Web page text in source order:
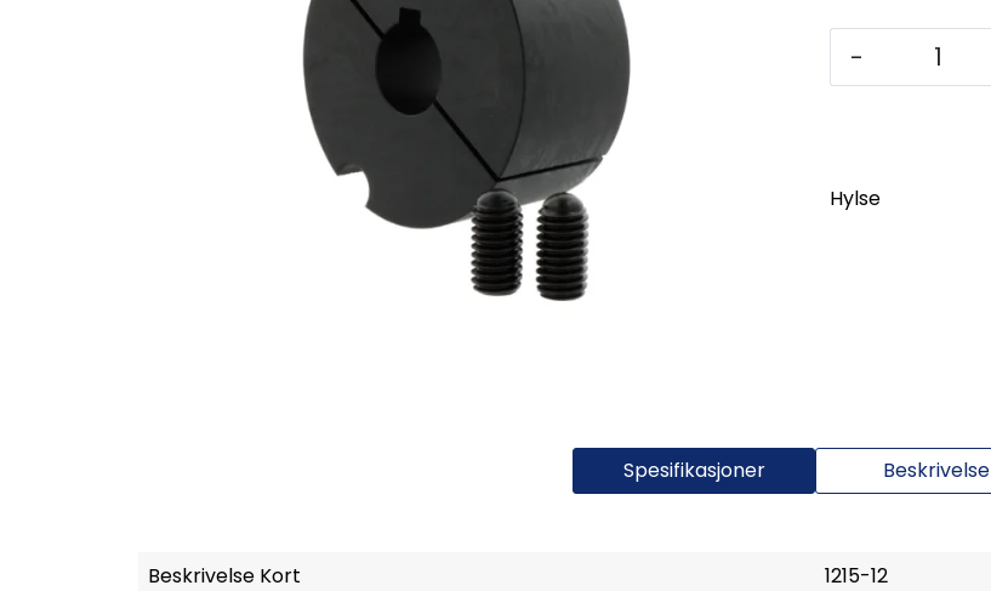
-
Hylse
Spesifikasjoner Beskrivelse
Beskrivelse Kort
1215-12